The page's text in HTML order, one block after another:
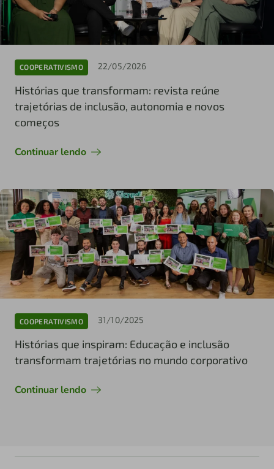
COOPERATIVISMO 22/05/2026
Histórias que transformam: revista reúne
trajetórias de inclusão, autonomia e novos
começos
Continuar lendo
COOPERATIVISMO 31/10/2025
Histórias que inspiram: Educação e inclusão
transformam trajetórias no mundo corporativo
Continuar lendo